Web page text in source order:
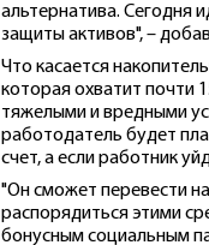
альтернатива. Сегодня
защиты активов", –
Что касается
которая охватит почти
тяжелыми и вредными
работодатель будет
счет, а если работник
"Он сможет перевести
распорядиться этими
бонусным социальным